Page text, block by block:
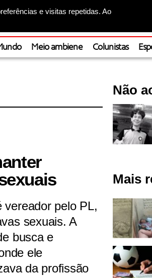
e visitas repetidas. Ao
Meio ambiene Colunistas
pelo PL,
sexuais. A
busca e
ele
da profissão
Não
Mais